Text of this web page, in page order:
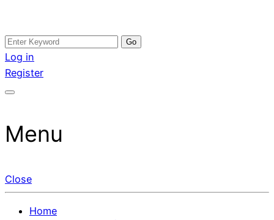
Skip
to
content
อสังหาโพสต์ รีวิวเยอะ รับจ้างโพสต์ขายบ้าน รับจ้างโพสต์อสัง
หา แตกต่างอย่างตั้งใจ รับรองผล อันดับ1 การโพสต์ขายอสังหา
กับทีมงานบริษัท บ้าน ที่ดิน คอนโด ติดGoogleหน้าแรกได้จริงๆ
รับจ้างโพสอสังหา ขายบ้าน อสังหาโพสต์ เชื่อถือได้จริง รับ
โพสต์ ที่ดิน กับทีมงานบริษัท ถูกและดีที่สุด ไม่มีค่านายหน้า
ขายได้จริงๆ ช่วยสร้างโอกาสในการขายได้มากกว่า ที่เดียว ที่
Search
for:
Log in
Register
Menu
Close
Home